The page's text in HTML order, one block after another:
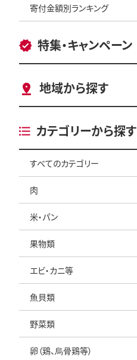
寄付金額別ランキング
特集・キャンペーン
地域から探す
カテゴリーから探す
すべてのカテゴリー
肉
米・パン
果物類
エビ・カニ等
魚貝類
野菜類
卵（鶏、烏骨鶏等）